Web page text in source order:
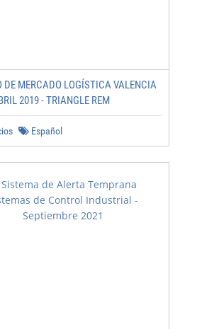
DE MERCADO LOGÍSTICA VALENCIA
2019 - TRIANGLE REM
Español